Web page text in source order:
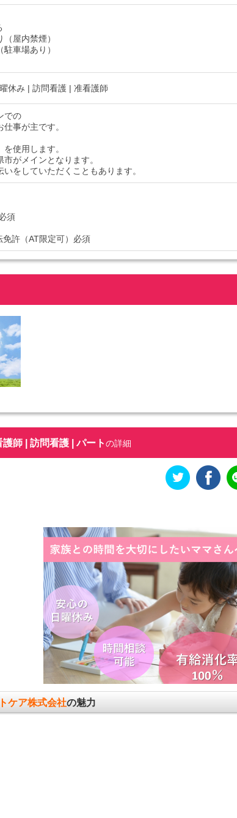
（屋内禁煙）
駐車場あり）
休み | 訪問看護 | 准看護師
での
事が主です。
を使用します。
市がメインとなります。
いをしていただくこともあります。
須
許（AT限定可）必須
師 | 訪問看護 | パートの詳細
ケア株式会社の魅力